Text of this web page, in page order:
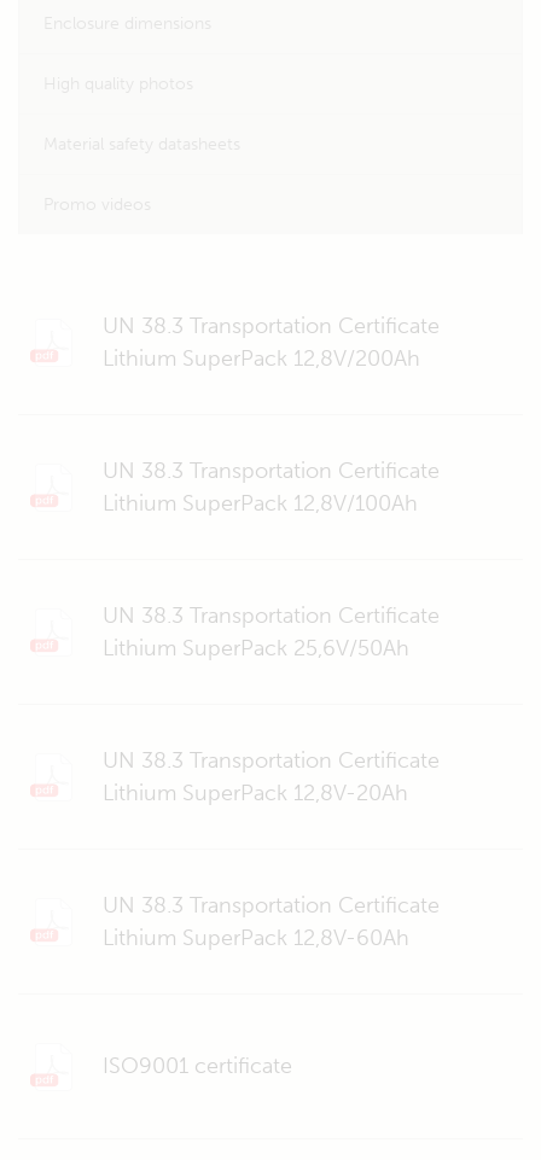
UN 38.3 Transportation Certificate
Lithium SuperPack 12,8V/200Ah
UN 38.3 Transportation Certificate
Lithium SuperPack 12,8V/100Ah
UN 38.3 Transportation Certificate
Lithium SuperPack 25,6V/50Ah
UN 38.3 Transportation Certificate
Lithium SuperPack 12,8V-20Ah
UN 38.3 Transportation Certificate
Lithium SuperPack 12,8V-60Ah
ISO9001 certificate